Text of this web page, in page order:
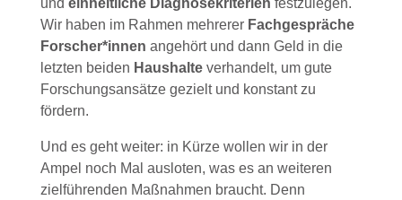
und einheitliche Diagnosekriterien festzulegen.
Wir haben im Rahmen mehrerer Fachgespräche
Forscher*innen angehört und dann Geld in die
letzten beiden Haushalte verhandelt, um gute
Forschungsansätze gezielt und konstant zu
fördern.
Und es geht weiter: in Kürze wollen wir in der
Ampel noch Mal ausloten, was es an weiteren
zielführenden Maßnahmen braucht. Denn